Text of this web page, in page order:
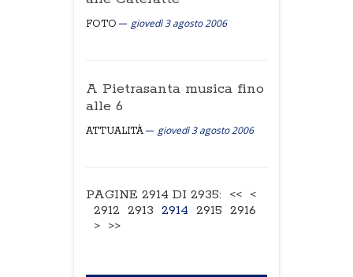
FOTO giovedì 3 agosto 2006
A Pietrasanta musica fino
alle 6
ATTUALITÀ giovedì 3 agosto 2006
PAGINE 2914 DI 2935: << <
2912 2913 2914 2915 2916
> >>